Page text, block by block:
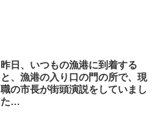
昨日、いつもの漁港に到着する
と、漁港の入り口の門の所で、現
職の市長が街頭演説をしていまし
た…